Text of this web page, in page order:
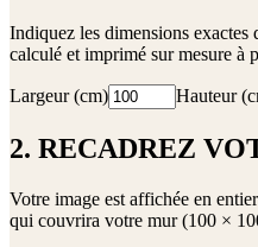
Indiquez les dimensions
calculé et imprimé sur mesure à
Largeur (cm) Hauteur
2. RECADREZ
Votre image est affichée en
qui couvrira votre mur (100 ×